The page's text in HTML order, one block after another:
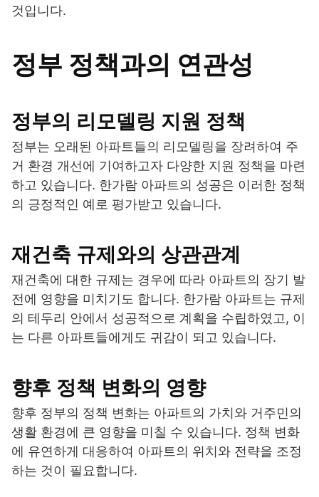
것입니다.
정부 정책과의 연관성
정부의 리모델링 지원 정책
정부는 오래된 아파트들의 리모델링을 장려하여 주
거 환경 개선에 기여하고자 다양한 지원 정책을 마련
하고 있습니다. 한가람 아파트의 성공은 이러한 정책
의 긍정적인 예로 평가받고 있습니다.
재건축 규제와의 상관관계
재건축에 대한 규제는 경우에 따라 아파트의 장기 발
전에 영향을 미치기도 합니다. 한가람 아파트는 규제
의 테두리 안에서 성공적으로 계획을 수립하였고, 이
는 다른 아파트들에게도 귀감이 되고 있습니다.
향후 정책 변화의 영향
향후 정부의 정책 변화는 아파트의 가치와 거주민의
생활 환경에 큰 영향을 미칠 수 있습니다. 정책 변화
에 유연하게 대응하여 아파트의 위치와 전략을 조정
하는 것이 필요합니다.